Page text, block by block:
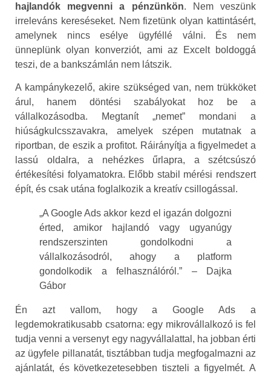
hajlandók megvenni a pénzünkön. Nem veszünk
irreleváns kereséseket. Nem fizetünk olyan kattintásért,
amelynek nincs esélye ügyféllé válni. És nem
ünneplünk olyan konverziót, ami az Excelt boldoggá
teszi, de a bankszámlán nem látszik.
A kampánykezelő, akire szükséged van, nem trükköket
árul, hanem döntési szabályokat hoz be a
vállalkozásodba. Megtanít „nemet” mondani a
hiúságkulcsszavakra, amelyek szépen mutatnak a
riportban, de eszik a profitot. Ráirányítja a figyelmedet a
lassú oldalra, a nehézkes űrlapra, a szétcsúszó
értékesítési folyamatokra. Előbb stabil mérési rendszert
épít, és csak utána foglalkozik a kreatív csillogással.
„A Google Ads akkor kezd el igazán dolgozni
érted, amikor hajlandó vagy ugyanúgy
rendszerszinten gondolkodni a
vállalkozásodról, ahogy a platform
gondolkodik a felhasználóról.” – Dajka
Gábor
Én azt vallom, hogy a Google Ads a
legdemokratikusabb csatorna: egy mikrovállalkozó is fel
tudja venni a versenyt egy nagyvállalattal, ha jobban érti
az ügyfele pillanatát, tisztábban tudja megfogalmazni az
ajánlatát, és következetesebben tiszteli a figyelmét. A